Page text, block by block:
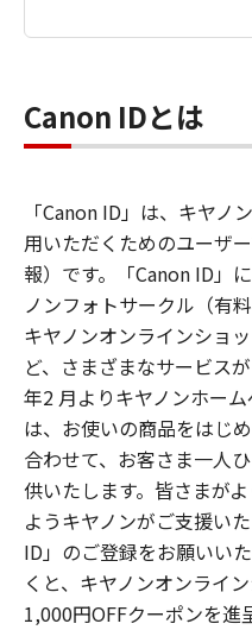
Canon IDとは
「Canon ID」は、キヤノ
用いただくためのユーザ
報）です。「Canon ID」
ノンフォトサークル（有
キヤノンオンラインショ
ど、さまざまなサービス
年2 月よりキヤノンホー
は、お使いの商品をはじ
合わせて、お客さま一人
供いたします。皆さまが
ようキヤノンがご支援い
ID」のご登録をお願いい
くと、キヤノンオンライ
1,000円OFFクーポンを進